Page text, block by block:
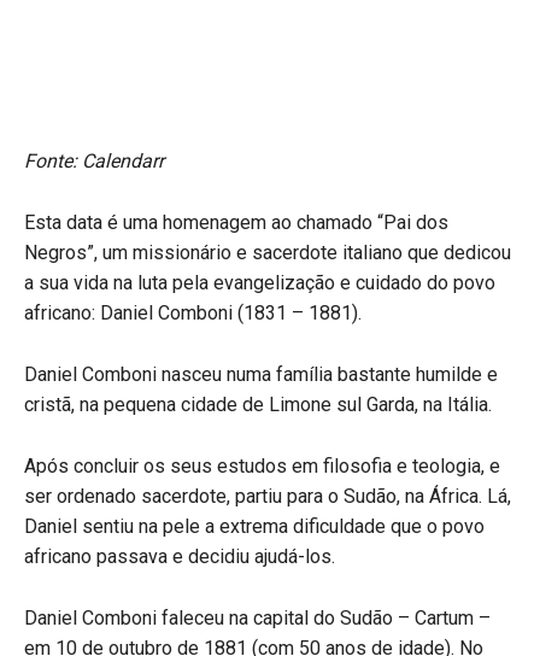
Fonte: Calendarr
Esta data é uma homenagem ao chamado “Pai dos
Negros”, um missionário e sacerdote italiano que dedicou
a sua vida na luta pela evangelização e cuidado do povo
africano: Daniel Comboni (1831 – 1881).
Daniel Comboni nasceu numa família bastante humilde e
cristã, na pequena cidade de Limone sul Garda, na Itália.
Após concluir os seus estudos em filosofia e teologia, e
ser ordenado sacerdote, partiu para o Sudão, na África. Lá,
Daniel sentiu na pele a extrema dificuldade que o povo
africano passava e decidiu ajudá-los.
Daniel Comboni faleceu na capital do Sudão – Cartum –
em 10 de outubro de 1881 (com 50 anos de idade). No